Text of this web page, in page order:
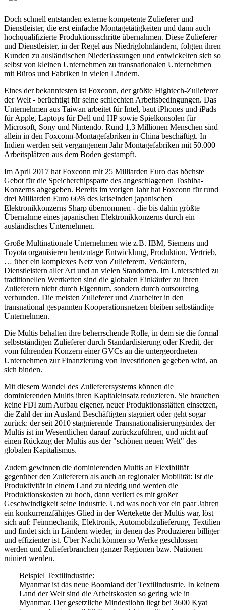
Doch schnell entstanden externe kompetente Zulieferer und
Dienstleister, die erst einfache Montagetätigkeiten und dann auch
hochqualifizierte Produktionsschritte übernahmen. Diese Zulieferer
und Dienstleister, in der Regel aus Niedriglohnländern, folgten ihren
Kunden zu ausländischen Niederlassungen und entwickelten sich so
selbst von kleinen Unternehmen zu transnationalen Unternehmen
mit Büros und Fabriken in vielen Ländern.
Eines der bekanntesten ist Foxconn, der größte Hightech-Zulieferer
der Welt - berüchtigt für seine schlechten Arbeitsbedingungen. Das
Unternehmen aus Taiwan arbeitet für Intel, baut iPhones und iPads
für Apple, Laptops für Dell und HP sowie Spielkonsolen für
Microsoft, Sony und Nintendo. Rund 1,3 Millionen Menschen sind
allein in den Foxconn-Montagefabriken in China beschäftigt. In
Indien werden seit vergangenem Jahr Montagefabriken mit 50.000
Arbeitsplätzen aus dem Boden gestampft.
Im April 2017 hat Foxconn mit 25 Milliarden Euro das höchste
Gebot für die Speicherchipsparte des angeschlagenen Toshiba-
Konzerns abgegeben. Bereits im vorigen Jahr hat Foxconn für rund
drei Milliarden Euro 66% des kriselnden japanischen
Elektronikkonzerns Sharp übernommen - die bis dahin größte
Übernahme eines japanischen Elektronikkonzerns durch ein
ausländisches Unternehmen.
Große Multinationale Unternehmen wie z.B. IBM, Siemens und
Toyota organisieren heutzutage Entwicklung, Produktion, Vertrieb,
… über ein komplexes Netz von Zulieferern, Verkäufern,
Dienstleistern aller Art und an vielen Standorten. Im Unterschied zu
traditionellen Wertketten sind die globalen Einkäufer zu ihren
Zulieferern nicht durch Eigentum, sondern durch outsourcing
verbunden. Die meisten Zulieferer und Zuarbeiter in den
transnational gespannten Kooperationsnetzen bleiben selbständige
Unternehmen.
Die Multis behalten ihre beherrschende Rolle, in dem sie die formal
selbstständigen Zulieferer durch Standardisierung oder Kredit, der
vom führenden Konzern einer GVCs an die untergeordneten
Unternehmen zur Finanzierung von Investitionen gegeben wird, an
sich binden.
Mit diesem Wandel des Zulieferersystems können die
dominierenden Multis ihren Kapitaleinsatz reduzieren. Sie brauchen
keine FDI zum Aufbau eigener, neuer Produktionsstätten einsetzen,
die Zahl der im Ausland Beschäftigten stagniert oder geht sogar
zurück: der seit 2010 stagnierende Transnationalisierungsindex der
Multis ist im Wesentlichen darauf zurückzuführen, und nicht auf
einen Rückzug der Multis aus der "schönen neuen Welt" des
globalen Kapitalismus.
Zudem gewinnen die dominierenden Multis an Flexibilität
gegenüber den Zulieferern als auch an regionaler Mobilität: Ist die
Produktivität in einem Land zu niedrig und werden die
Produktionskosten zu hoch, dann verliert es mit großer
Geschwindigkeit seine Industrie. Und was noch vor ein paar Jahren
ein konkurrenzfähiges Glied in der Wertekette der Multis war, löst
sich auf: Feinmechanik, Elektronik, Automobilzulieferung, Textilien
und findet sich in Ländern wieder, in denen das Produzieren billiger
und effizienter ist. Über Nacht können so Werke geschlossen
werden und Zulieferbranchen ganzer Regionen bzw. Nationen
ruiniert werden.
Beispiel Textilindustrie:
Myanmar ist das neue Boomland der Textilindustrie. In keinem
Land der Welt sind die Arbeitskosten so gering wie in
Myanmar. Der gesetzliche Mindestlohn liegt bei 3600 Kyat